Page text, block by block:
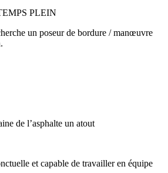
PLEIN
un poseur de bordure / manœuvre
de l’asphalte un atout
et capable de travailler en équipe